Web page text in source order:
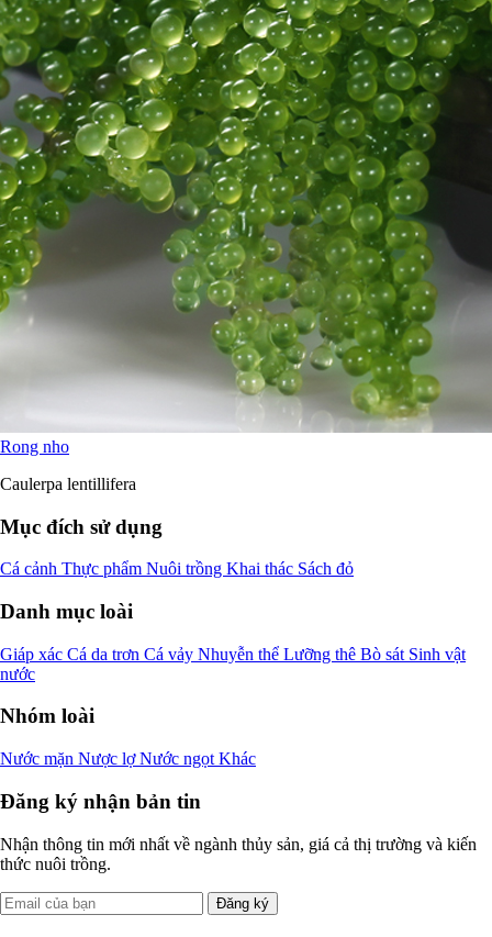
Rong nho
Caulerpa lentillifera
Mục đích sử dụng
Cá cảnh Thực phẩm Nuôi trồng Khai thác Sách đỏ
Danh mục loài
Giáp xác Cá da trơn Cá vảy Nhuyễn thể Lưỡng thê Bò sát Sinh vật
nước
Nhóm loài
Nước mặn Nược lợNước ngọt Khác
Đăng ký nhận bản tin
Nhận thông tin mới nhất về ngành thủy sản, giá cả thị trường và kiến
thức nuôi trồng.
Đăng ký